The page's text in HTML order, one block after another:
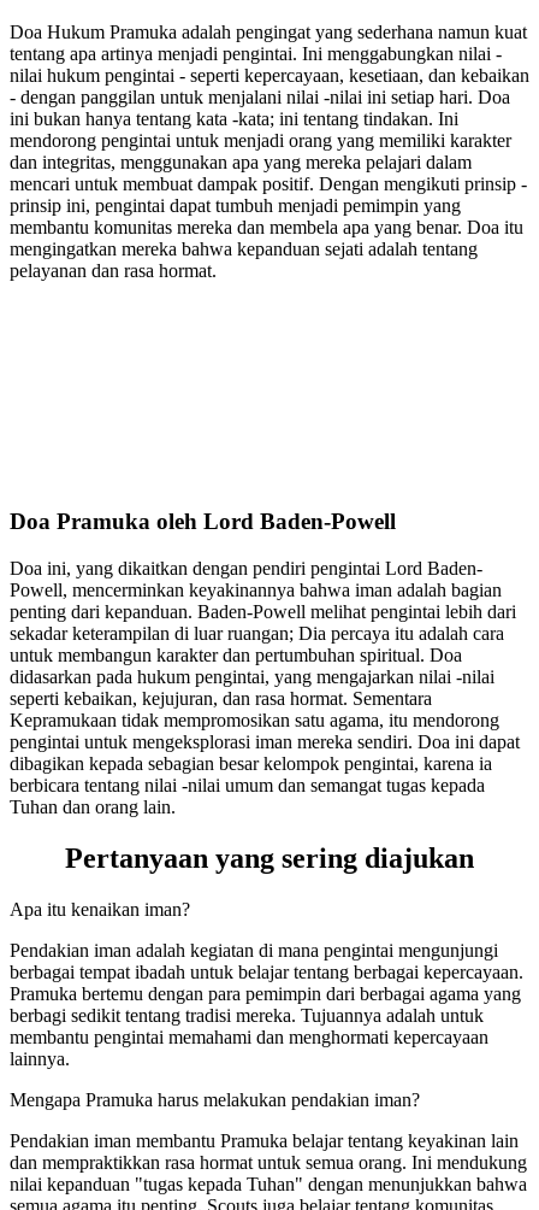
Doa Hukum Pramuka adalah pengingat yang sederhana namun kuat
tentang apa artinya menjadi pengintai. Ini menggabungkan nilai -
nilai hukum pengintai - seperti kepercayaan, kesetiaan, dan kebaikan
- dengan panggilan untuk menjalani nilai -nilai ini setiap hari. Doa
ini bukan hanya tentang kata -kata; ini tentang tindakan. Ini
mendorong pengintai untuk menjadi orang yang memiliki karakter
dan integritas, menggunakan apa yang mereka pelajari dalam
mencari untuk membuat dampak positif. Dengan mengikuti prinsip -
prinsip ini, pengintai dapat tumbuh menjadi pemimpin yang
membantu komunitas mereka dan membela apa yang benar. Doa itu
mengingatkan mereka bahwa kepanduan sejati adalah tentang
pelayanan dan rasa hormat.
Doa Pramuka oleh Lord Baden-Powell
Doa ini, yang dikaitkan dengan pendiri pengintai Lord Baden-
Powell, mencerminkan keyakinannya bahwa iman adalah bagian
penting dari kepanduan. Baden-Powell melihat pengintai lebih dari
sekadar keterampilan di luar ruangan; Dia percaya itu adalah cara
untuk membangun karakter dan pertumbuhan spiritual. Doa
didasarkan pada hukum pengintai, yang mengajarkan nilai -nilai
seperti kebaikan, kejujuran, dan rasa hormat. Sementara
Kepramukaan tidak mempromosikan satu agama, itu mendorong
pengintai untuk mengeksplorasi iman mereka sendiri. Doa ini dapat
dibagikan kepada sebagian besar kelompok pengintai, karena ia
berbicara tentang nilai -nilai umum dan semangat tugas kepada
Tuhan dan orang lain.
Pertanyaan yang sering diajukan
Apa itu kenaikan iman?
Pendakian iman adalah kegiatan di mana pengintai mengunjungi
berbagai tempat ibadah untuk belajar tentang berbagai kepercayaan.
Pramuka bertemu dengan para pemimpin dari berbagai agama yang
berbagi sedikit tentang tradisi mereka. Tujuannya adalah untuk
membantu pengintai memahami dan menghormati kepercayaan
lainnya.
Mengapa Pramuka harus melakukan pendakian iman?
Pendakian iman membantu Pramuka belajar tentang keyakinan lain
dan mempraktikkan rasa hormat untuk semua orang. Ini mendukung
nilai kepanduan "tugas kepada Tuhan" dengan menunjukkan bahwa
semua agama itu penting. Scouts juga belajar tentang komunitas